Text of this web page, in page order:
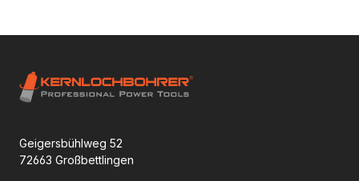
Geigersbühlweg 52
72663 Großbettlingen